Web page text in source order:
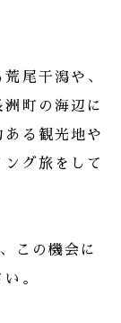
尾干潟や、
町の海辺に
る観光地や
グ旅をして
この機会に
。